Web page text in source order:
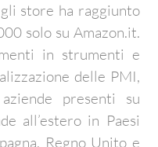
store ha raggiunto
solo su Amazon.it.
in strumenti e
delle PMI,
presenti su
all’estero in Paesi
Regno Unito e